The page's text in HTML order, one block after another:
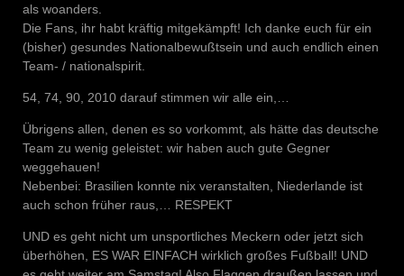
als woanders.
Die Fans, ihr habt kräftig mitgekämpft! Ich danke euch für ein
(bisher) gesundes Nationalbewußtsein und auch endlich einen
Team- / nationalspirit.
54, 74, 90, 2010 darauf stimmen wir alle ein,…
Übrigens allen, denen es so vorkommt, als hätte das deutsche
Team zu wenig geleistet: wir haben auch gute Gegner
weggehauen!
Nebenbei: Brasilien konnte nix veranstalten, Niederlande ist
auch schon früher raus,… RESPEKT
UND es geht nicht um unsportliches Meckern oder jetzt sich
überhöhen, ES WAR EINFACH wirklich großes Fußball! UND